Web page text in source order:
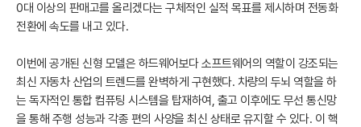
0대 이상의 판매고를 올리겠다는 구체적인 실적 목표를 제시하며 전동화
전환에 속도를 내고 있다.
이번에 공개된 신형 모델은 하드웨어보다 소프트웨어의 역할이 강조되는
최신 자동차 산업의 트렌드를 완벽하게 구현했다. 차량의 두뇌 역할을 하
는 독자적인 통합 컴퓨팅 시스템을 탑재하여, 출고 이후에도 무선 통신망
을 통해 주행 성능과 각종 편의 사양을 최신 상태로 유지할 수 있다. 이 핵